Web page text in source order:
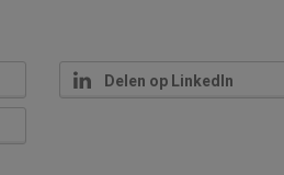
Delen op LinkedIn